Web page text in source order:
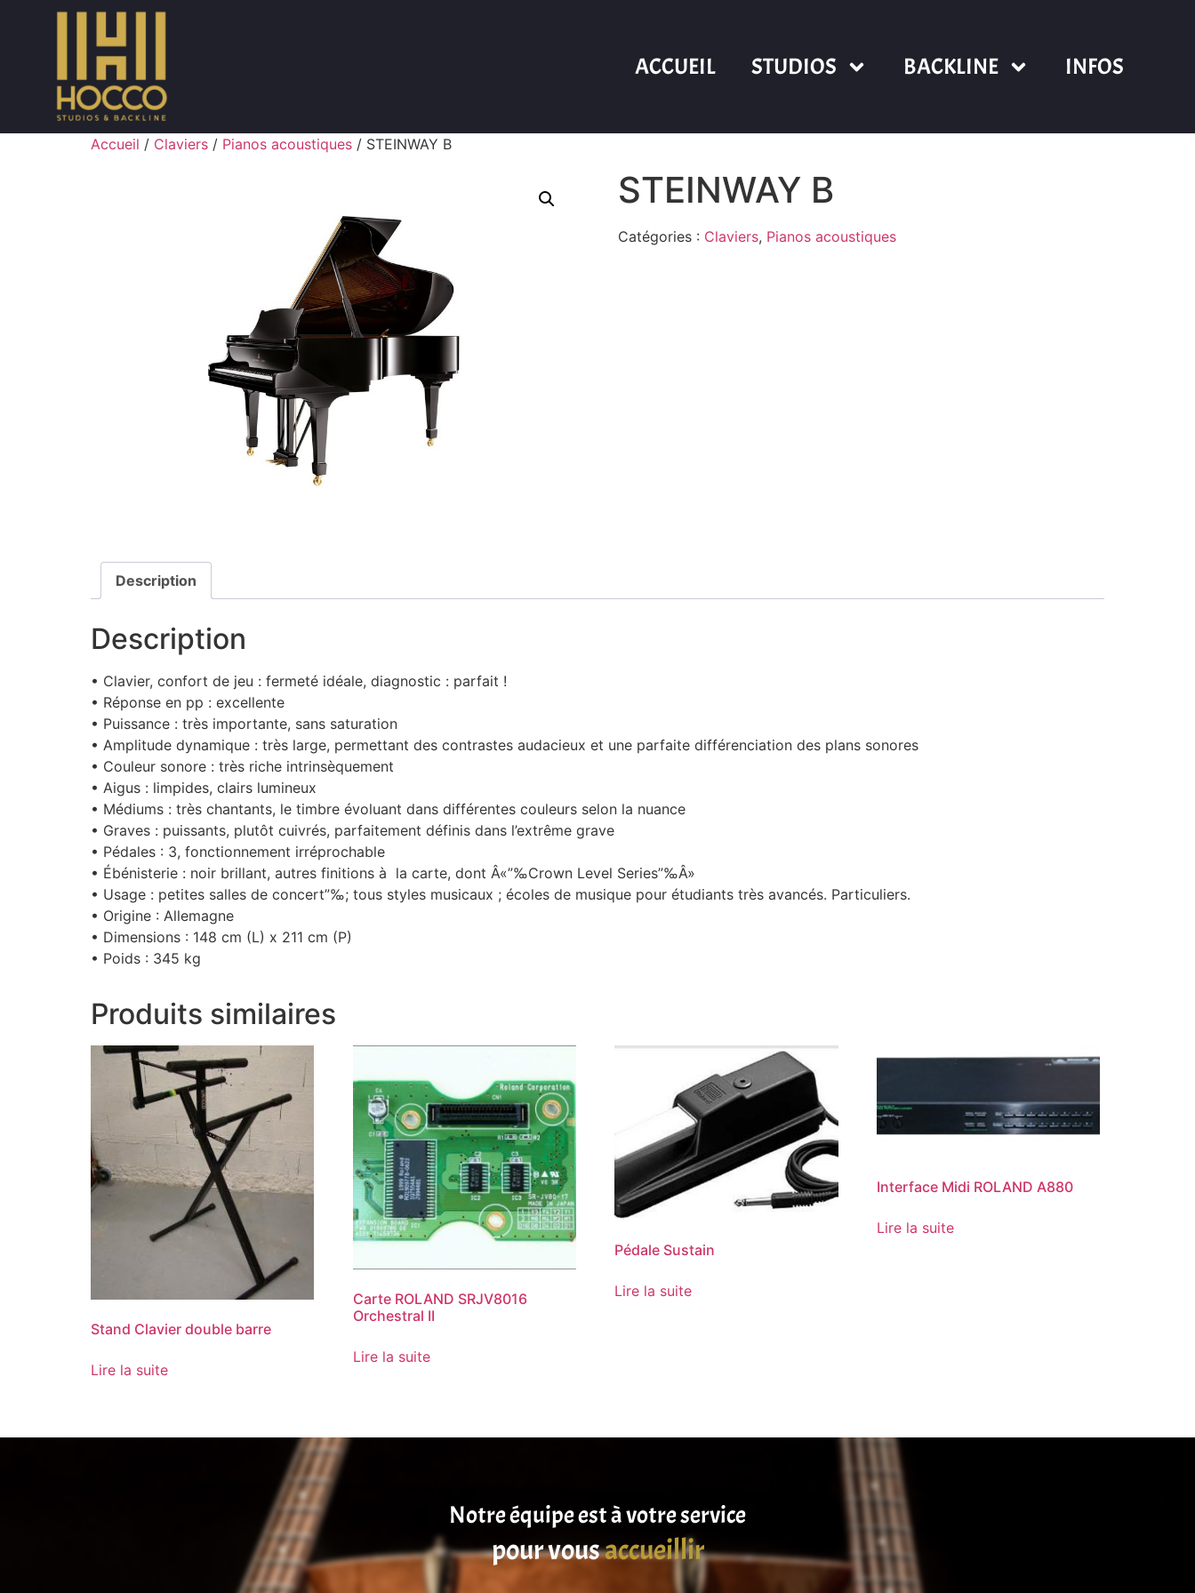
ACCUEIL STUDIOS BACKLINE INFOS
Accueil / Claviers / Pianos acoustiques / STEINWAY B
STEINWAY B
Catégories : Claviers, Pianos acoustiques
Description
Description
• Clavier, confort de jeu : fermeté idéale, diagnostic : parfait !
• Réponse en pp : excellente
• Puissance : très importante, sans saturation
• Amplitude dynamique : très large, permettant des contrastes audacieux et une parfaite différenciation des plans sonores
• Couleur sonore : très riche intrinsèquement
• Aigus : limpides, clairs lumineux
• Médiums : très chantants, le timbre évoluant dans différentes couleurs selon la nuance
• Graves : puissants, plutôt cuivrés, parfaitement définis dans l’extrême grave
• Pédales : 3, fonctionnement irréprochable
• Ébénisterie : noir brillant, autres finitions à la carte, dont Â«”‰Crown Level Series”‰Â»
• Usage : petites salles de concert”‰; tous styles musicaux ; écoles de musique pour étudiants très avancés. Particuliers.
• Origine : Allemagne
• Dimensions : 148 cm (L) x 211 cm (P)
• Poids : 345 kg
Produits similaires
Stand Clavier double barre
Lire la suite
Carte ROLAND SRJV8016
Orchestral II
Lire la suite
Pédale Sustain
Lire la suite
Interface Midi ROLAND A880
Lire la suite
Notre équipe est à votre service
pour voussatisfaire